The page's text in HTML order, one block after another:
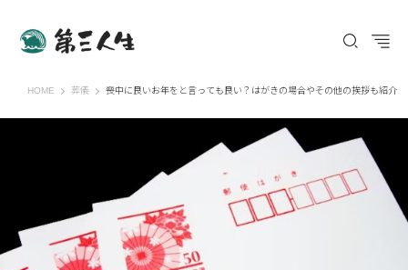
HOME 第三人生 〜寄り道の歩き方〜
葬儀 喪中に良いお年をと言っても良い？はがきの場合やその他の挨拶も紹介